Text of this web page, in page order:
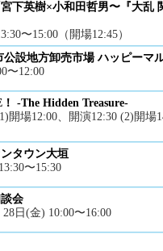
下英樹×小和田哲男〜『大乱
〜15:00（開場12:45）
公設地方卸売市場 ハッピーマ
〜12:00
-The Hidden Treasure-
開場12:00、開演12:30 (2)開場
タウン大垣
〜15:30
会
日(金) 10:00〜16:00